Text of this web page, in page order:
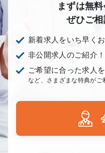
まずは無料
ぜひご相
新着求人をいち早くお
非公開求人のご紹介！
ご希望に合った求人
など、さまざまな特典がご